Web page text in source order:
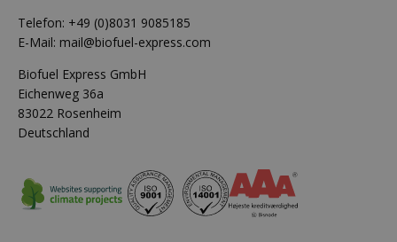
Telefon: +49 (0)8031 9085185
E-Mail: mail@biofuel-express.com
Biofuel Express GmbH
Eichenweg 36a
83022 Rosenheim
Deutschland